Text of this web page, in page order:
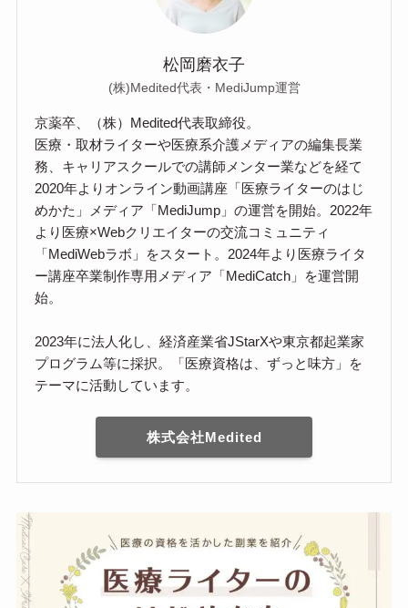
松岡磨衣子
(株)Medited代表・MediJump運営
京薬卒、（株）Medited代表取締役。
医療・取材ライターや医療系介護メディアの編集長業
務、キャリアスクールでの講師メンター業などを経て
2020年よりオンライン動画講座「医療ライターのはじ
めかた」メディア「MediJump」の運営を開始。2022年
より医療×Webクリエイターの交流コミュニティ
「MediWebラボ」をスタート。2024年より医療ライタ
ー講座卒業制作専用メディア「MediCatch」を運営開
始。
2023年に法人化し、経済産業省JStarXや東京都起業家
プログラム等に採択。「医療資格は、ずっと味方」を
テーマに活動しています。
株式会社Medited